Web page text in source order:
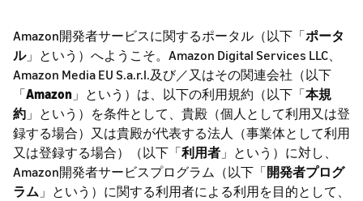
Amazon開発者サービスに関するポータル（以下「ポータ
ル」という）へようこそ。Amazon Digital Services LLC、
Amazon Media EU S.a.r.l.及び／又はその関連会社（以下
「Amazon 」という）は、以下の利用規約（以下「本規
約 」という）を条件として、貴殿（個人として利用又は登
録する場合）又は貴殿が代表する法人（事業体として利用
又は登録する場合）（以下「利用者 」という）に対し、
Amazon開発者サービスプログラム（以下「開発者プログ
ラム 」という）に関する利用者による利用を目的として、